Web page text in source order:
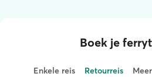
Boek je
Enkele reis Retourreis